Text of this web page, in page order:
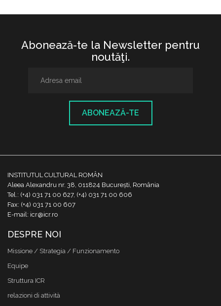
Abonează-te la Newsletter pentru
noutăţi.
ABONEAZĂ-TE
INSTITUTUL CULTURAL ROMÂN
Aleea Alexandru nr. 38, 011824 București, România
Tel.: (+4) 031 71 00 627, (+4) 031 71 00 606
Fax: (+4) 031 71 00 607
E-mail: icr@icr.ro
DESPRE NOI
Missione / Strategia / Funzionamento
Equipe
Struttura ICR
relazioni di attività